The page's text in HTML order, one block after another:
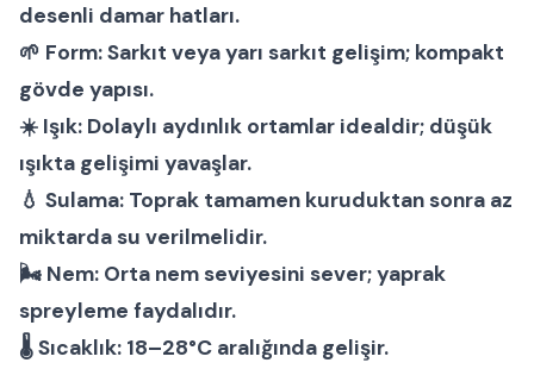
desenli damar hatları.
🌱 Form:Sarkıt veya yarı sarkıt gelişim; kompakt
gövde yapısı.
☀️ Işık: Dolaylı aydınlık ortamlar idealdir; düşük
ışıkta gelişimi yavaşlar.
💧 Sulama: Toprak tamamen kuruduktan sonra az
miktarda su verilmelidir.
🌬 Nem: Orta nem seviyesini sever; yaprak
spreyleme faydalıdır.
🌡Sıcaklık: 18–28°C aralığında gelişir.